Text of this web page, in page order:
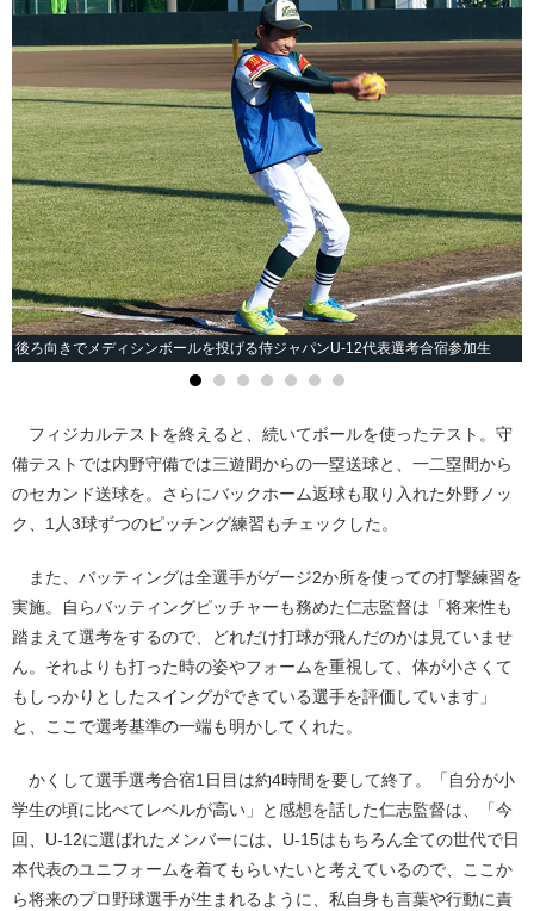
後ろ向きでメディシンボールを投げる侍ジャパンU-12代表選考合宿参加生
フィジカルテストを終えると、続いてボールを使ったテスト。守
備テストでは内野守備では三遊間からの一塁送球と、一二塁間から
のセカンド送球を。さらにバックホーム返球も取り入れた外野ノッ
ク、1人3球ずつのピッチング練習もチェックした。
また、バッティングは全選手がゲージ2か所を使っての打撃練習を
実施。自らバッティングピッチャーも務めた仁志監督は「将来性も
踏まえて選考をするので、どれだけ打球が飛んだのかは見ていませ
ん。それよりも打った時の姿やフォームを重視して、体が小さくて
もしっかりとしたスイングができている選手を評価しています」
と、ここで選考基準の一端も明かしてくれた。
かくして選手選考合宿1日目は約4時間を要して終了。「自分が小
学生の頃に比べてレベルが高い」と感想を話した仁志監督は、「今
回、U-12に選ばれたメンバーには、U-15はもちろん全ての世代で日
本代表のユニフォームを着てもらいたいと考えているので、ここか
ら将来のプロ野球選手が生まれるように、私自身も言葉や行動に責